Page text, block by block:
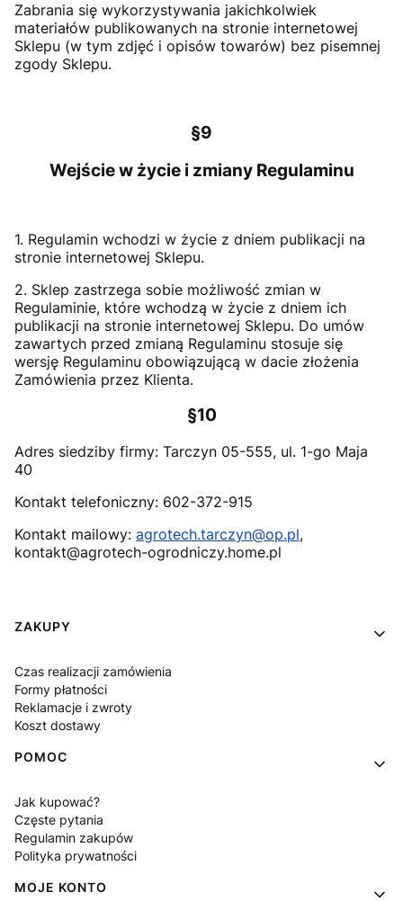
Zabrania się wykorzystywania jakichkolwiek
materiałów publikowanych na stronie internetowej
Sklepu (w tym zdjęć i opisów towarów) bez pisemnej
zgody Sklepu.
§9
Wejście w życie i zmiany Regulaminu
1. Regulamin wchodzi w życie z dniem publikacji na
stronie internetowej Sklepu.
2. Sklep zastrzega sobie możliwość zmian w
Regulaminie, które wchodzą w życie z dniem ich
publikacji na stronie internetowej Sklepu. Do umów
zawartych przed zmianą Regulaminu stosuje się
wersję Regulaminu obowiązującą w dacie złożenia
Zamówienia przez Klienta.
§10
Adres siedziby firmy: Tarczyn 05-555, ul. 1-go Maja
40
Kontakt telefoniczny: 602-372-915
Kontakt mailowy: agrotech.tarczyn@op.pl,
kontakt@agrotech-ogrodniczy.home.pl
Linki w stopce
ZAKUPY
Czas realizacji zamówienia
Formy płatności
Reklamacje i zwroty
Koszt dostawy
POMOC
Jak kupować?
Częste pytania
Regulamin zakupów
Polityka prywatności
MOJE KONTO